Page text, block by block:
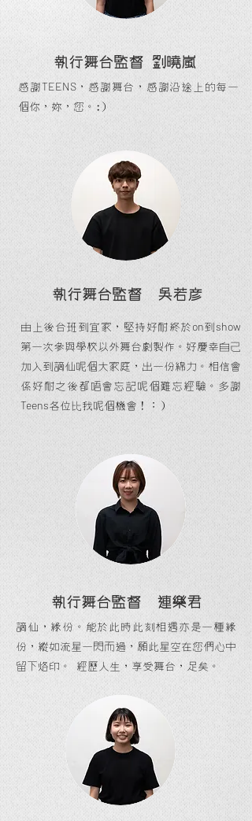
執行舞台監督 劉曉嵐
感謝TEENS，感謝舞台，感謝沿途上的每一
個你，妳，您。:)
執行舞台監督 吳若彥
由上後台班到宜家，堅持好耐終於 on到show
第一次參與學校以外舞台劇製作。好慶幸自己
加入到謫仙呢個大家庭，出一份綿力。相信會
係好耐之後都唔會忘記呢個難忘經驗。多謝
Teens各位比我呢個機會！：）
執行舞台監督 連樂君
謫仙，緣份。能於此時此刻相遇亦是一種緣
份，縱如流星一閃而過，願此星空在您們心中
留下烙印。 經歷人生，享受舞台，足矣。